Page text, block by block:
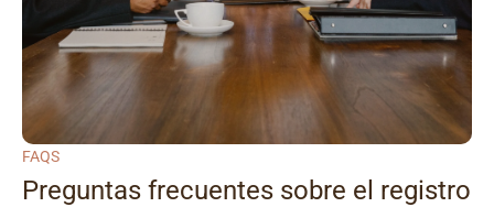
FAQS
Preguntas frecuentes sobre el registro